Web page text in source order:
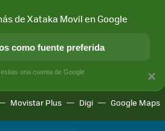
Y SOCIEDAD APLICACIONES
Movistar Plus Digi Google Maps
×
de Xataka Movil en Google
como fuente preferida
una cuenta de Google